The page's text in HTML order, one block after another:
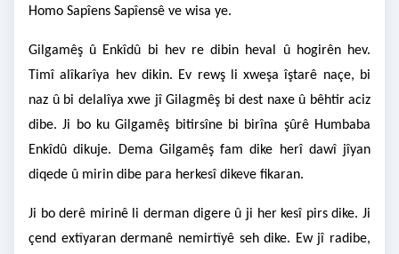
Homo Sapîens Sapîensê ve wisa ye.
Gilgamêş û Enkîdû bi hev re dibin heval û hogirên hev.
Timî alîkarîya hev dikin. Ev rewş li xweşa îştarê naçe, bi
naz û bi delalîya xwe jî Gilagmêş bi dest naxe û bêhtir aciz
dibe. Ji bo ku Gilgamêş bitirsîne bi birîna şûrê Humbaba
Enkîdû dikuje. Dema Gilgamêş fam dike herî dawî jîyan
diqede û mirin dibe para herkesî dikeve fikaran.
Ji bo derê mirinê li derman digere û ji her kesî pirs dike. Ji
çend extîyaran dermanê nemirtîyê seh dike. Ew jî radibe,